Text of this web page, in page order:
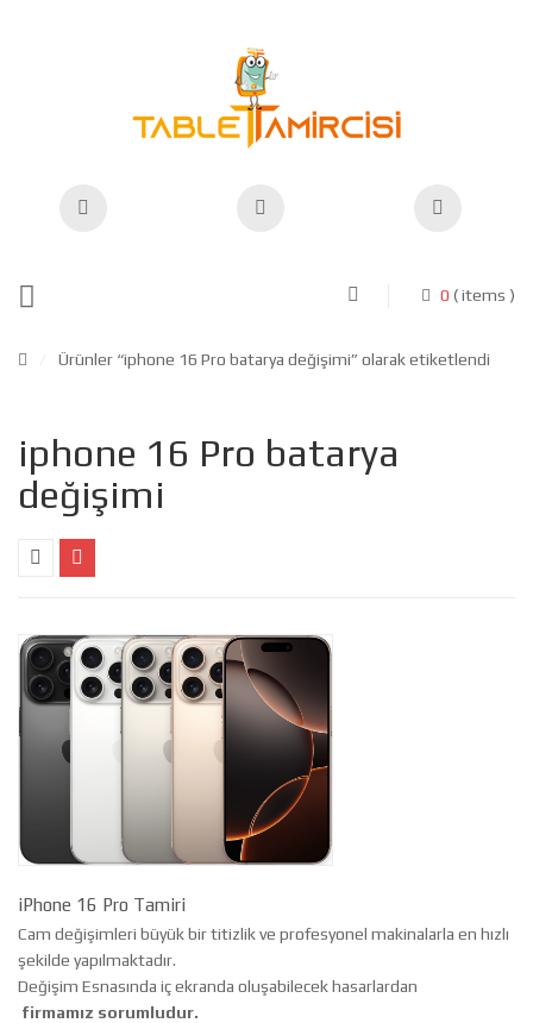
0 ( items )
Ürünler “iphone 16 Pro batarya değişimi” olarak etiketlendi
iphone 16 Pro batarya
değişimi
iPhone 16 Pro Tamiri
Cam değişimleri büyük bir titizlik ve profesyonel makinalarla en hızlı
şekilde yapılmaktadır.
Değişim Esnasında iç ekranda oluşabilecek hasarlardan
firmamız sorumludur.